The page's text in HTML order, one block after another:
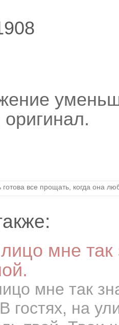
оригинал.
все прощать, когда она
мне
мне так
гостях, на